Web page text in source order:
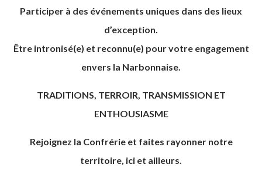
Participer à des événements uniques dans des lieux
d’exception.
Être intronisé(e) et reconnu(e) pour votre engagement
envers la Narbonnaise.
TRADITIONS, TERROIR, TRANSMISSION ET
ENTHOUSIASME
Rejoignez la Confrérie et faites rayonner notre
territoire, ici et ailleurs.